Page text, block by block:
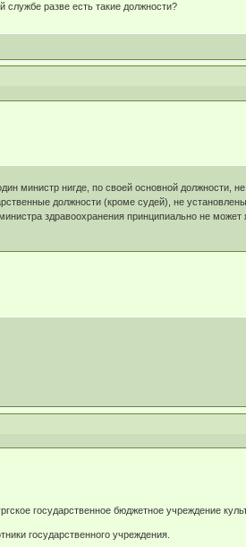
службе разве есть такие должности?
министр нигде, по своей основной
должности (кроме судей), не
здравоохранения принципиально не может
государственное бюджетное учреждение
государственного учреждения.